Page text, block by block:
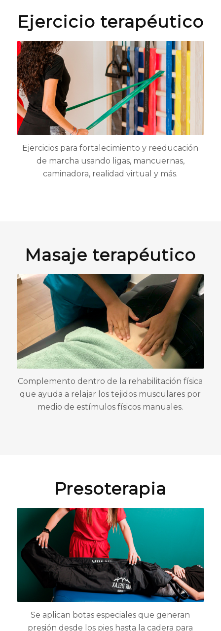
Ejercicio terapéutico
Ejercicios para fortalecimiento y reeducación
de marcha usando ligas, mancuernas,
caminadora, realidad virtual y más.
Masaje terapéutico
Complemento dentro de la rehabilitación física
que ayuda a relajar los tejidos musculares por
medio de estímulos físicos manuales.
Presoterapia
Se aplican botas especiales que generan
presión desde los pies hasta la cadera para